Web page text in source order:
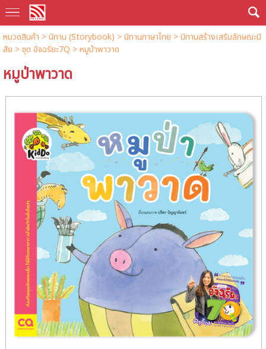
หมวดสินค้า >นิทาน (Storybook) >นิทานภาษาไทย >นิทานสร้างเสริมลักษณะนิ
สัย >ชุด อัจฉริยะ7Q > หมูป่าพาวาด
หมูป่าพาวาด